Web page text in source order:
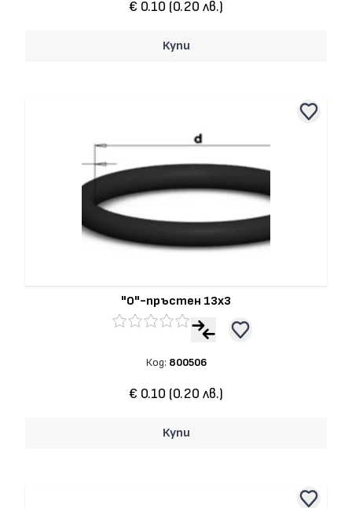
€ 0.10 (0.20 лв.)
Купи
"О"-пръстен 13x3
Код: 800506
€ 0.10 (0.20 лв.)
Купи